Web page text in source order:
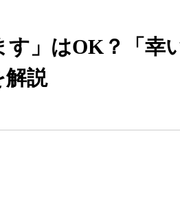
」はOK？「幸
解説